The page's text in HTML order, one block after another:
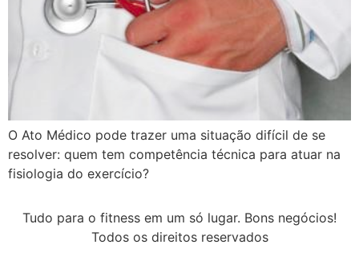
O Ato Médico pode trazer uma situação difícil de se
resolver: quem tem competência técnica para atuar na
fisiologia do exercício?
Tudo para o fitness em um só lugar. Bons negócios!
Todos os direitos reservados